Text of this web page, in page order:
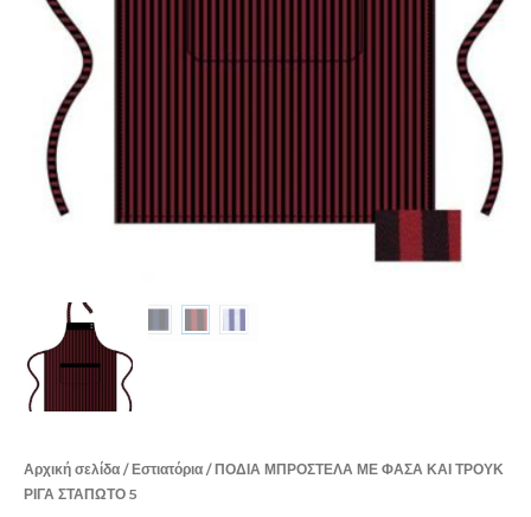
Αρχική σελίδα /Εστιατόρια / ΠΟΔΙΑ ΜΠΡΟΣΤΕΛΑ ΜΕ ΦΑΣΑ ΚΑΙ ΤΡΟΥΚ
ΡΙΓΑ ΣΤΑΠΩΤΟ 5